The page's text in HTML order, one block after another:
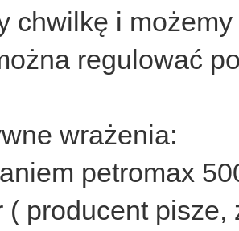
chwilkę i
regulować
wrażenia:
petromax
( producent